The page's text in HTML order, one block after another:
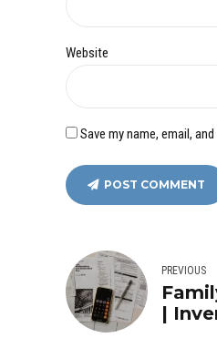
Website
Save my name, email,
POST COMMENT
PREVIOUS
|